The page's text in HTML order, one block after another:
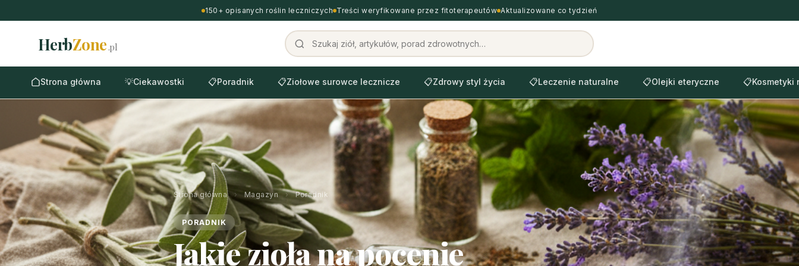
150+ opisanych roślin leczniczych Treści weryfikowane przez fitoterapeutów Aktualizowane co tydzień
HerbZone.pl
Strona główna 💡Ciekawostki 📋Poradnik 📋Ziołowe surowce lecznicze 📋Zdrowy styl życia 📋Leczenie naturalne 📋Olejki eteryczne 📋Kosmetyki
Strona główna › Magazyn › Poradnik
PORADNIK
Jakie zioła na pocenie